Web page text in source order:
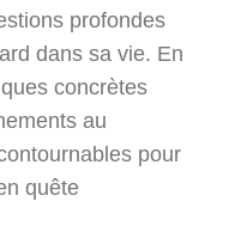
profondes
dans sa vie. En
concrètes
au
pour
quête